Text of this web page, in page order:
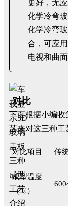
更好，无
化学冷弯
化学冷弯
合，可应
电视和曲
对比
下面根据小编收
艺来对这三种工
对比项目 传
成型温度
（℃）